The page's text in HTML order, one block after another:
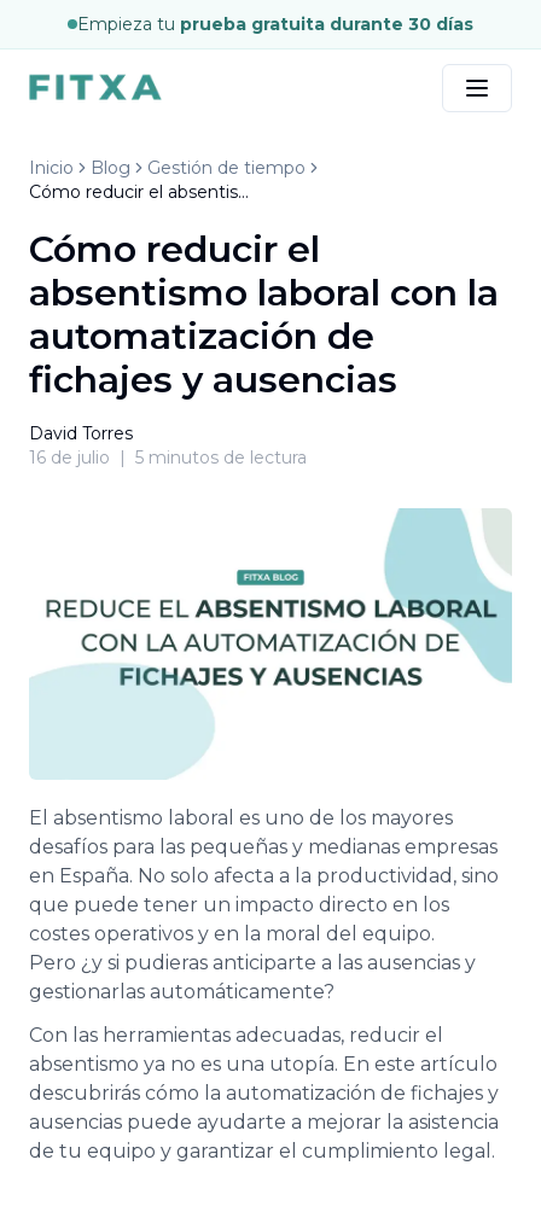
Empieza tu prueba gratuita durante 30 días
Inicio Blog
Gestión de tiempo
Cómo reducir el absentismo laboral con la automatización de fichajes y ausencias
Cómo reducir el
absentismo laboral con la
automatización de
fichajes y ausencias
David Torres
16 de julio
| 5 minutos de lectura
El absentismo laboral es uno de los mayores
desafíos para las pequeñas y medianas empresas
en España. No solo afecta a la productividad, sino
que puede tener un impacto directo en los
costes operativos y en la moral del equipo.
Pero ¿y si pudieras anticiparte a las ausencias y
gestionarlas automáticamente?
Con las herramientas adecuadas, reducir el
absentismo ya no es una utopía. En este artículo
descubrirás cómo la automatización de fichajes y
ausencias puede ayudarte a mejorar la asistencia
de tu equipo y garantizar el cumplimiento legal.